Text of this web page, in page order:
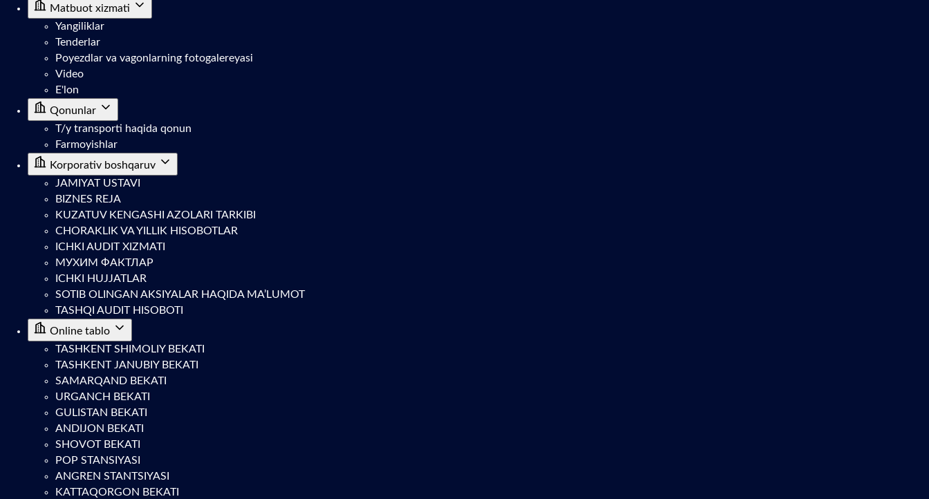
Matbuot xizmati
Yangiliklar
Tenderlar
Poyezdlar va vagonlarning fotogalereyasi
Video
E'lon
Qonunlar
T/y transporti haqida qonun
Farmoyishlar
Korporativ boshqaruv
JAMIYAT USTAVI
BIZNES REJA
KUZATUV KENGASHI AZOLARI TARKIBI
CHORAKLIK VA YILLIK HISOBOTLAR
ICHKI AUDIT XIZMATI
МУХИМ ФАКТЛАР
ICHKI HUJJATLAR
SOTIB OLINGAN AKSIYALAR HAQIDA MA’LUMOT
TASHQI AUDIT HISOBOTI
Online tablo
TASHKENT SHIMOLIY BEKATI
TASHKENT JANUBIY BEKATI
SAMARQAND BEKATI
URGANCH BEKATI
GULISTAN BEKATI
ANDIJON BEKATI
SHOVOT BEKATI
POP STANSIYASI
ANGREN STANTSIYASI
KATTAQORGON BEKATI